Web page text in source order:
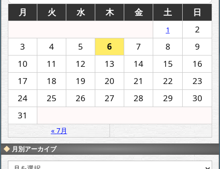
月 火 水 木 金 土 日
1
2
3
4 5 6 7 8
9
10
11 12 13 14 15
16
17
18 19 20 21 22
23
24
25 26 27 28 29
30
31
« 7月
月別アーカイブ